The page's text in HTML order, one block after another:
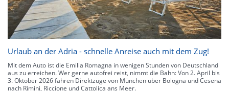
Urlaub an der Adria - schnelle Anreise auch mit dem Zug!
Mit dem Auto ist die Emilia Romagna in wenigen Stunden von Deutschland
aus zu erreichen. Wer gerne autofrei reist, nimmt die Bahn: Von 2. April bis
3. Oktober 2026 fahren Direktzüge von München über Bologna und Cesena
nach Rimini, Riccione und Cattolica ans Meer.